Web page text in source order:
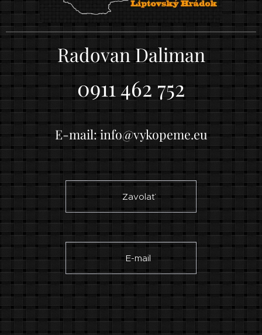
Radovan Daliman
0911 462 752
E-mail: info@vykopeme.eu
☎ Zavolať
✉ E-mail